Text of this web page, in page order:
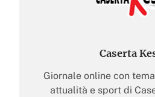
Caserta
Giornale online con
attualità e sport di